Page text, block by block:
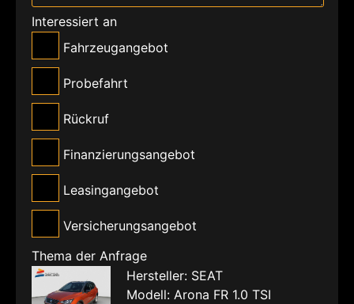
Interessiert an
Fahrzeugangebot
Probefahrt
Rückruf
Finanzierungsangebot
Leasingangebot
Versicherungsangebot
Thema der Anfrage
Hersteller: SEAT
Modell: Arona FR 1.0 TSI